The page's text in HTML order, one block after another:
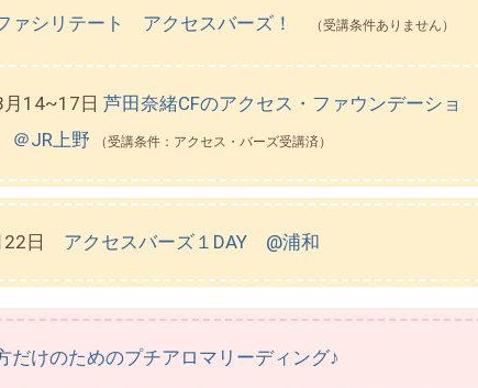
ァシリテート アクセスバーズ！
（受講条件ありません）
14~17日 芦田奈緒CFのアクセス・ファウンデーショ
JR上野
（受講条件：アクセス・バーズ受講済）
22日 アクセスバーズ１DAY @浦和
だけのためのプチアロマリーディング♪